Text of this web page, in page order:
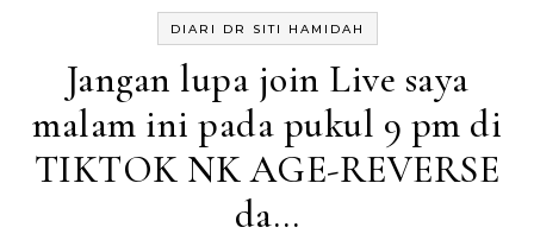
DIARI DR SITI HAMIDAH
Jangan lupa join Live saya
malam ini pada pukul 9 pm di
TIKTOK NK AGE-REVERSE
da…